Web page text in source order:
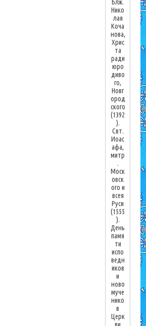
Блж.
Нико
лая
Коча
нова,
Хрис
та
ради
юро
диво
го,
Новг
ород
ского
(1392
).
Свт.
Иоас
афа,
митр
.
Моск
овск
ого и
всея
Руси
(1555
).
День
памя
ти
испо
ведн
иков
и
ново
муче
нико
в
Церк